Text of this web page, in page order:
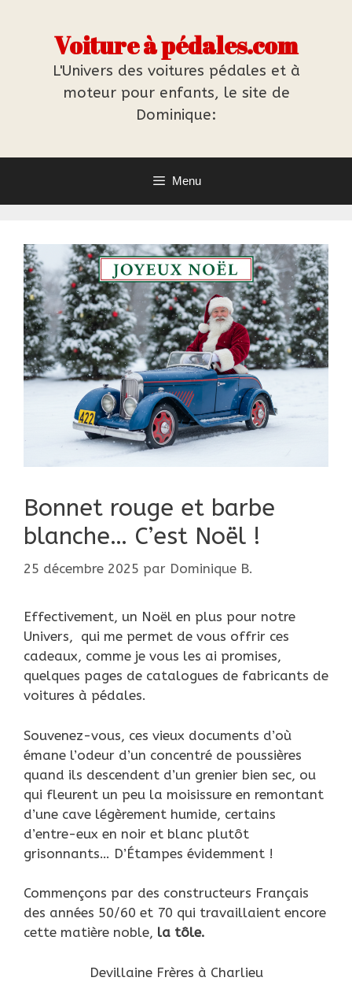
Voiture à pédales.com
L'Univers des voitures pédales et à
moteur pour enfants, le site de
Dominique:
Menu
Bonnet rouge et barbe
blanche… C’est Noël !
25 décembre 2025 par Dominique B.
Effectivement, un Noël en plus pour notre
Univers, qui me permet de vous offrir ces
cadeaux, comme je vous les ai promises,
quelques pages de catalogues de fabricants de
voitures à pédales.
Souvenez-vous, ces vieux documents d’où
émane l’odeur d’un concentré de poussières
quand ils descendent d’un grenier bien sec, ou
qui fleurent un peu la moisissure en remontant
d’une cave légèrement humide, certains
d’entre-eux en noir et blanc plutôt
grisonnants… D’Étampes évidemment !
Commençons par des constructeurs Français
des années 50/60 et 70 qui travaillaient encore
cette matière noble, la tôle.
Devillaine Frères à Charlieu